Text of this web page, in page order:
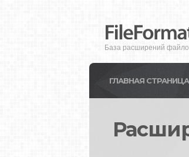
База расширений
ГЛАВНАЯ СТРАНИЦА